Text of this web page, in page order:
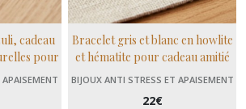
cadeau
pour
Bracelet gris et blanc en howlite
et hématite pour cadeau amitié
ou anniversaire
BIJOUX ANTI STRESS ET APAISEMENT
22€